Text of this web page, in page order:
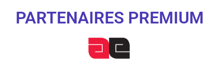
PARTENAIRES PREMIUM